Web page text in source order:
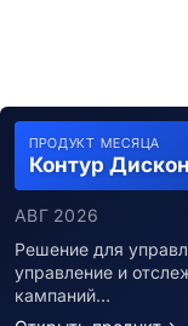
ПРОДУКТ МЕСЯЦА
Контур
АВГ 2026
Решение для
управление и
кампаний…